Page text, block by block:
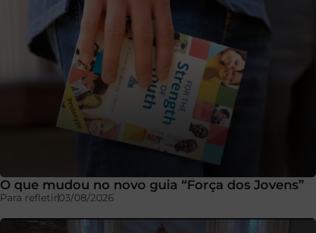
O que mudou no novo guia “Força dos Jovens”
Para refletir03/08/2026